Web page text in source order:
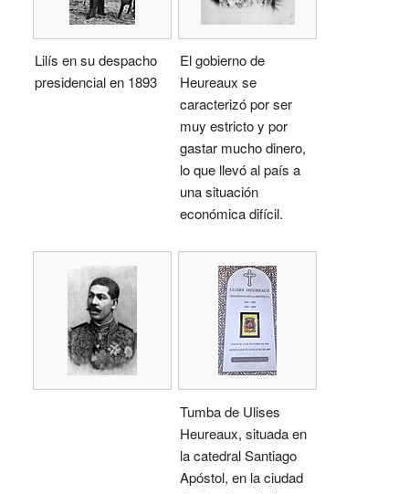
Lilís en su despacho
presidencial en 1893
El gobierno de
Heureaux se
caracterizó por ser
muy estricto y por
gastar mucho dinero,
lo que llevó al país a
una situación
económica difícil.
Tumba de Ulises
Heureaux, situada en
la catedral Santiago
Apóstol, en la ciudad